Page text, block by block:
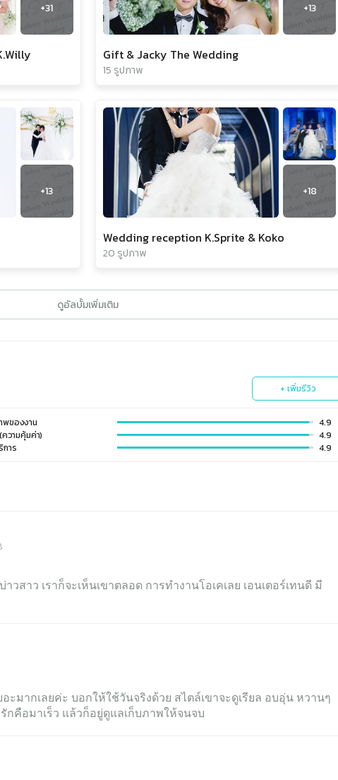
+31 +13
Gift & Jacky The Wedding
15 รูปภาพ
+13 +18
Wedding reception K.Sprite & Koko
20 รูปภาพ
ดูอัลบั้มเพิ่มเติม
+ เพิ่มรีวิว
ของงาน
4.9
ความคุ้มค่า)
4.9
การ
4.9
วสาว เราก็จะเห็นเขาตลอด การทำงานโอเคเลย เอนเตอร์เทนดี มี
อะมากเลยค่ะ บอกให้ใช้วันจริงด้วย สไตล์เขาจะดูเรียล อบอุ่น หวานๆ
กคือมาเร็ว แล้วก็อยู่ดูแลเก็บภาพให้จนจบ